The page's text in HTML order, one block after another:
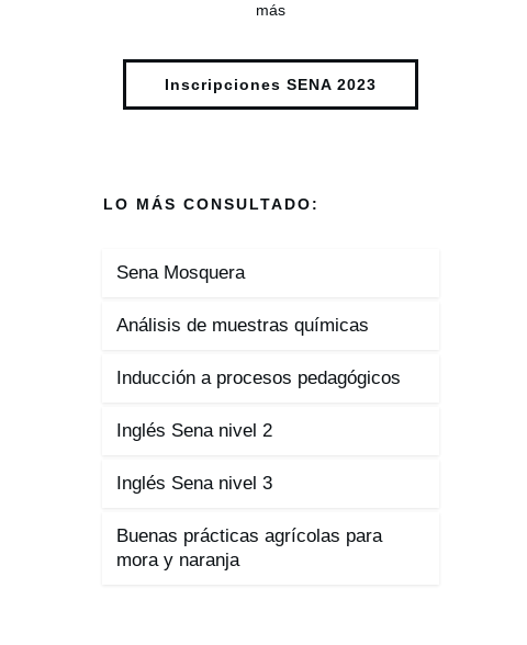
más
Inscripciones SENA 2023
LO MÁS CONSULTADO:
Sena Mosquera
Análisis de muestras químicas
Inducción a procesos pedagógicos
Inglés Sena nivel 2
Inglés Sena nivel 3
Buenas prácticas agrícolas para
mora y naranja